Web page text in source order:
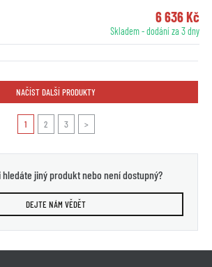
6 636 Kč
Skladem - dodání za 3 dny
NAČÍST DALŠÍ PRODUKTY
1 2 3 >
hledáte jiný produkt nebo není dostupný?
DEJTE NÁM VĚDĚT